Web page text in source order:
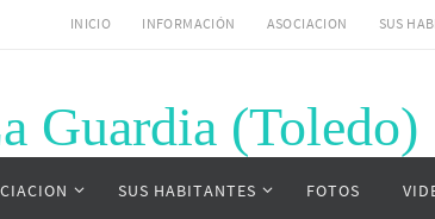
INICIO INFORMACIÓN ASOCIACION SUS
Guardia (Toledo)
de La Guardia (Toledo)
SUS HABITANTES FOTOS